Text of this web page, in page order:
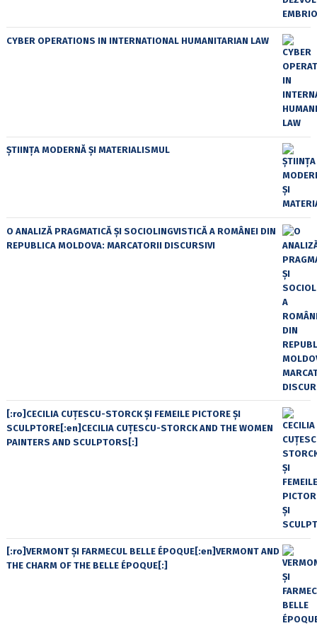
CYBER OPERATIONS IN INTERNATIONAL HUMANITARIAN LAW
ȘTIINȚA MODERNĂ ȘI MATERIALISMUL
O ANALIZĂ PRAGMATICĂ ȘI SOCIOLINGVISTICĂ A ROMÂNEI DIN
REPUBLICA MOLDOVA: MARCATORII DISCURSIVI
[:ro]CECILIA CUŢESCU-STORCK ŞI FEMEILE PICTORE ŞI
SCULPTORE[:en]CECILIA CUŢESCU-STORCK AND THE WOMEN
PAINTERS AND SCULPTORS[:]
[:ro]VERMONT ȘI FARMECUL BELLE ÉPOQUE[:en]VERMONT AND
THE CHARM OF THE BELLE ÉPOQUE[:]